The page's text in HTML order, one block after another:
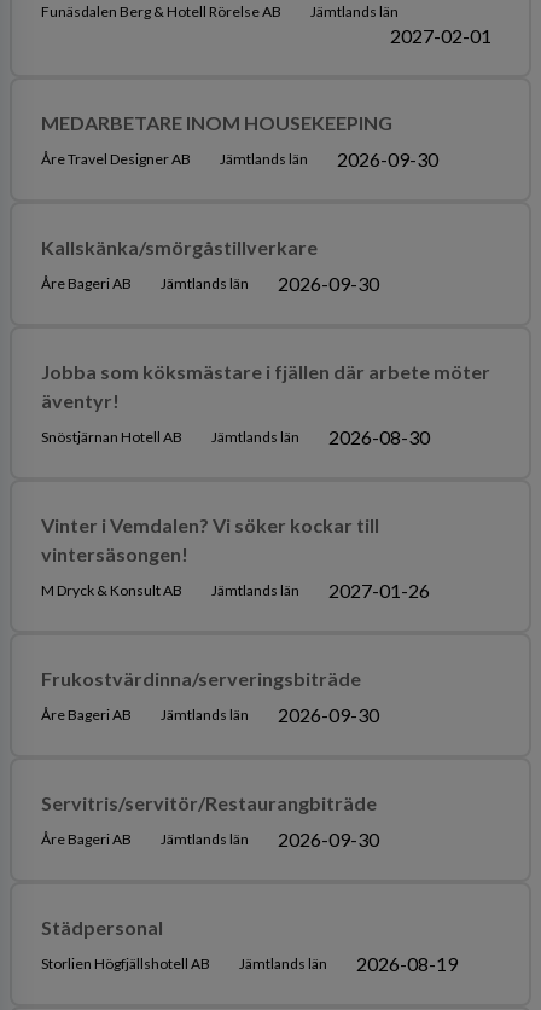
Funäsdalen Berg & Hotell Rörelse AB Jämtlands län
2027-02-01
MEDARBETARE INOM HOUSEKEEPING
Åre Travel Designer AB Jämtlands län 2026-09-30
Kallskänka/smörgåstillverkare
Åre Bageri AB Jämtlands län 2026-09-30
Jobba som köksmästare i fjällen där arbete möter
äventyr!
Snöstjärnan Hotell AB Jämtlands län 2026-08-30
Vinter i Vemdalen? Vi söker kockar till
vintersäsongen!
M Dryck & Konsult AB Jämtlands län 2027-01-26
Frukostvärdinna/serveringsbiträde
Åre Bageri AB Jämtlands län 2026-09-30
Servitris/servitör/Restaurangbiträde
Åre Bageri AB Jämtlands län 2026-09-30
Städpersonal
Storlien Högfjällshotell AB Jämtlands län 2026-08-19